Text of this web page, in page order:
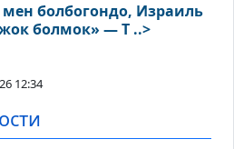
мен болбогондо, Израиль
болмок» — Т ..>
12:34